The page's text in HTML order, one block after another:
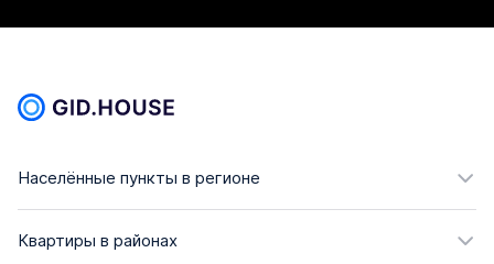
Населённые пункты в регионе
Квартиры в районах